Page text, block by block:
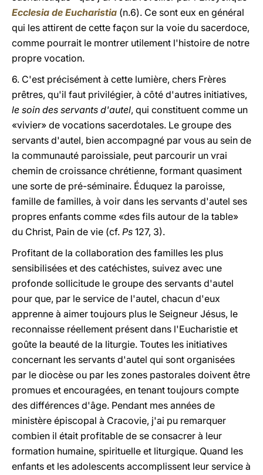
Ecclesia de Eucharistia (n.6). Ce sont eux en général
qui les attirent de cette façon sur la voie du sacerdoce,
comme pourrait le montrer utilement l'histoire de notre
propre vocation.
6. C'est précisément à cette lumière, chers Frères
prêtres, qu'il faut privilégier, à côté d'autres initiatives,
le soin des servants d'autel, qui constituent comme un
«vivier» de vocations sacerdotales. Le groupe des
servants d'autel, bien accompagné par vous au sein de
la communauté paroissiale, peut parcourir un vrai
chemin de croissance chrétienne, formant quasiment
une sorte de pré-séminaire. Éduquez la paroisse,
famille de familles, à voir dans les servants d'autel ses
propres enfants comme «des fils autour de la table»
du Christ, Pain de vie (cf. Ps 127, 3).
Profitant de la collaboration des familles les plus
sensibilisées et des catéchistes, suivez avec une
profonde sollicitude le groupe des servants d'autel
pour que, par le service de l'autel, chacun d'eux
apprenne à aimer toujours plus le Seigneur Jésus, le
reconnaisse réellement présent dans l'Eucharistie et
goûte la beauté de la liturgie. Toutes les initiatives
concernant les servants d'autel qui sont organisées
par le diocèse ou par les zones pastorales doivent être
promues et encouragées, en tenant toujours compte
des différences d'âge. Pendant mes années de
ministère épiscopal à Cracovie, j'ai pu remarquer
combien il était profitable de se consacrer à leur
formation humaine, spirituelle et liturgique. Quand les
enfants et les adolescents accomplissent leur service à